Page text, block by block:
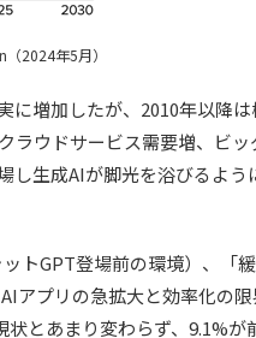
2024年5月）
に増加したが、2010年以降
ラウドサービス需要増、ビ
生成AIが脚光を浴びるよう
トGPT登場前の環境）、「
プリの急拡大と効率化の限
とあまり変わらず、9.1%が